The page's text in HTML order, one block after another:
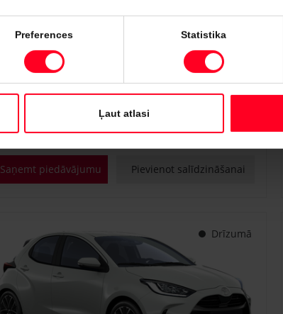
Preferences Statistika
Ļaut atlasi
Toyota Proace City
Professional 1.5 D-4D M/T (Priekšējā piedziņa) (75 kW)
no € 22 700 € 25 150
Manuālā
75 kW
Saņemt piedāvājumu Pievienot salīdzināšanai
Drīzumā